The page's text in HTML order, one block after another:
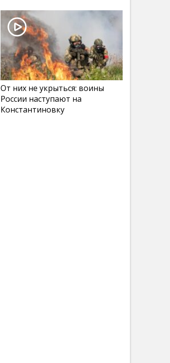
От них не укрыться: воины
России наступают на
Константиновку